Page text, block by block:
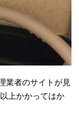
業者のサイトが見
上かかってはか